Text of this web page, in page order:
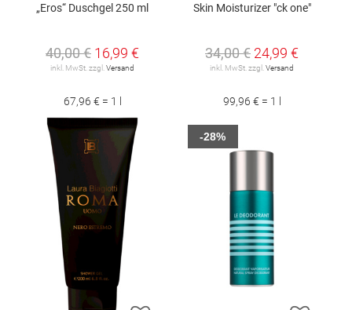
„Eros“ Duschgel 250 ml
40,00 € 16,99 €
inkl. MwSt. zzgl. Versand
67,96 € = 1 l
Skin Moisturizer "ck one"
34,00 € 24,99 €
inkl. MwSt. zzgl. Versand
99,96 € = 1 l
-28%